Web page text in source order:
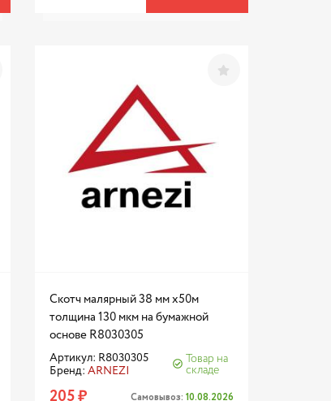
Скотч малярный 38 мм x50м
толщина 130 мкм на бумажной
основе R8030305
Артикул: R8030305
Бренд:ARNEZI
Товар на
складе
Самовывоз: 10.08.2026